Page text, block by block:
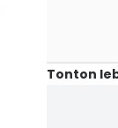
Tonton